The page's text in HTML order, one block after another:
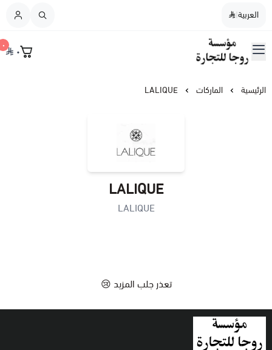
العربية|
مؤسسة روجا للتجارة
٠ ٠ القائمة الرئيسية
نسائيالرئيسية الماركات LALIQUE
LALIQUE
LALIQUE
تعذر جلب المزيد 😢